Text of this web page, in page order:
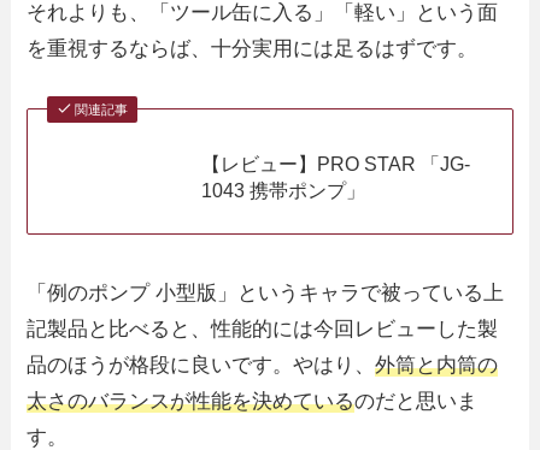
それよりも、「ツール缶に入る」「軽い」という面
を重視するならば、十分実用には足るはずです。
関連記事
【レビュー】PRO STAR 「JG-
1043 携帯ポンプ」
「例のポンプ 小型版」というキャラで被っている上
記製品と比べると、性能的には今回レビューした製
品のほうが格段に良いです。やはり、外筒と内筒の
太さのバランスが性能を決めているのだと思いま
す。